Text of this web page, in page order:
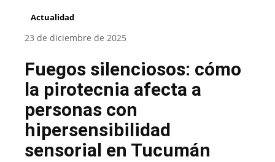
Actualidad
23 de diciembre de 2025
Fuegos silenciosos: cómo
la pirotecnia afecta a
personas con
hipersensibilidad
sensorial en Tucumán